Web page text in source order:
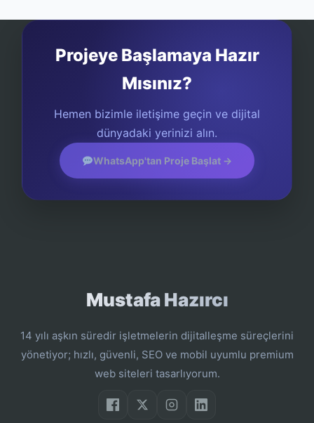
Projeye Başlamaya Hazır
Mısınız?
Hemen bizimle iletişime geçin ve dijital
dünyadaki yerinizi alın.
WhatsApp'tan Proje Başlat →
Mustafa Hazırcı
14 yılı aşkın süredir işletmelerin dijitalleşme süreçlerini
yönetiyor; hızlı, güvenli, SEO ve mobil uyumlu premium
web siteleri tasarlıyorum.